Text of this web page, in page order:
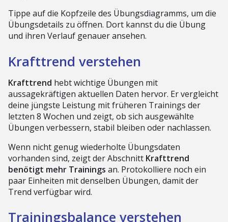
Tippe auf die Kopfzeile des Übungsdiagramms, um die
Übungsdetails zu öffnen. Dort kannst du die Übung
und ihren Verlauf genauer ansehen.
Krafttrend verstehen
Krafttrend hebt wichtige Übungen mit
aussagekräftigen aktuellen Daten hervor. Er vergleicht
deine jüngste Leistung mit früheren Trainings der
letzten 8 Wochen und zeigt, ob sich ausgewählte
Übungen verbessern, stabil bleiben oder nachlassen.
Wenn nicht genug wiederholte Übungsdaten
vorhanden sind, zeigt der Abschnitt Krafttrend
benötigt mehr Trainings an. Protokolliere noch ein
paar Einheiten mit denselben Übungen, damit der
Trend verfügbar wird.
Trainingsbalance verstehen